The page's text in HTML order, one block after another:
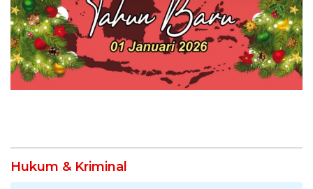
Hukum & Kriminal